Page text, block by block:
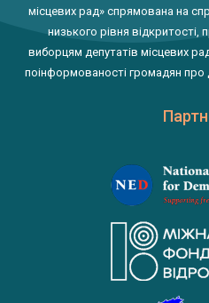
місцевих рад» спрямована на
низького рівня відкритості,
виборцям депутатів місцевих
поінформованості громадян про